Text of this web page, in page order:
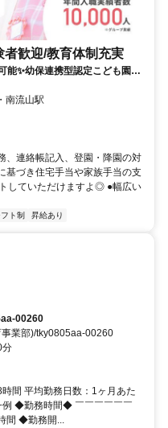
者歓迎/教育体制充実
能✨幼保連携型認定こども園で
南流山駅
、連絡帳記入、登園・降園の対
基づき住宅手当や家族手当の支
していただけますよ◎ ●幅広い
ト制 昇給あり
00260
業部)/tky0805aa-00260
分
間 平均勤務日数：1ヶ月あた
例 ◆勤務時間◆ ￣￣￣￣￣￣
間 ◆勤務開...